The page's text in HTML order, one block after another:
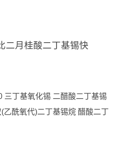
二月桂酸二丁基锡快
三丁基氧化锡 二醋酸二丁基锡
乙酰氧代)二丁基锡烷 醋酸二丁